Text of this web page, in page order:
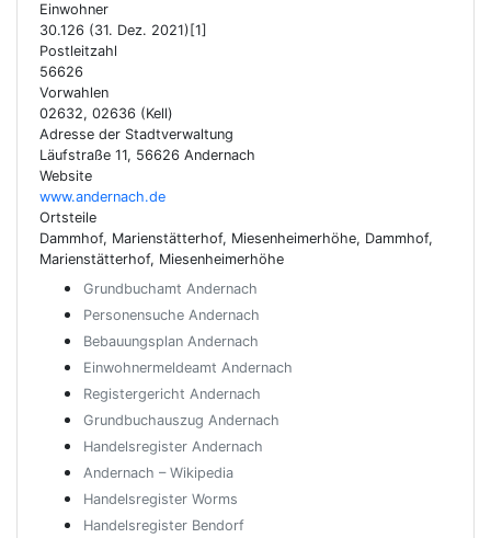
Einwohner
30.126 (31. Dez. 2021)[1]
Postleitzahl
56626
Vorwahlen
02632, 02636 (Kell)
Adresse der Stadtverwaltung
Läufstraße 11, 56626 Andernach
Website
www.andernach.de
Ortsteile
Dammhof, Marienstätterhof, Miesenheimerhöhe, Dammhof,
Marienstätterhof, Miesenheimerhöhe
Grundbuchamt Andernach
Personensuche Andernach
Bebauungsplan Andernach
Einwohnermeldeamt Andernach
Registergericht Andernach
Grundbuchauszug Andernach
Handelsregister Andernach
Andernach – Wikipedia
Handelsregister Worms
Handelsregister Bendorf